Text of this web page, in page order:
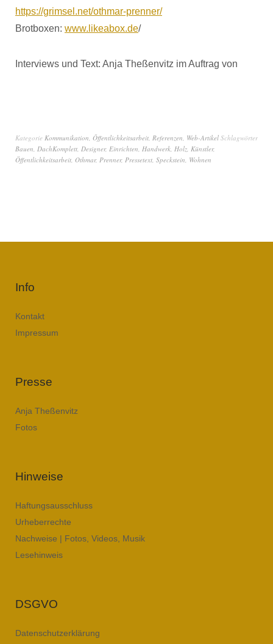
https://grimsel.net/othmar-prenner/
Brotboxen: www.likeabox.de/
Interviews und Text: Anja Theßenvitz im Auftrag von
Kategorie Kommunikation, Öffentlichkeitsarbeit, Referenzen, Web-Artikel Schlagwörter
Bauen, DachKomplett, Designer, Einrichten, Handwerk, Holz, Künstler,
Öffentlichkeitsarbeit, Othmar, Prenner, Pressetext, Speckstein, Wohnen
Info
Kontakt
Impressum
Presse
Anja Theßenvitz
Fotos
Hinweise
Haftungsausschluss
Urheberrechte
Nachweise | Fotos, Videos, Musik
Lesehinweis
DSGVO
Datenschutzerklärung